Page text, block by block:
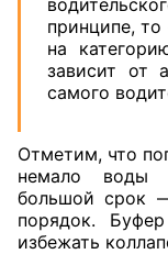
принципе,
на
зависит от
самого
Отметим, что
немало воды
большой срок
порядок.
избежать